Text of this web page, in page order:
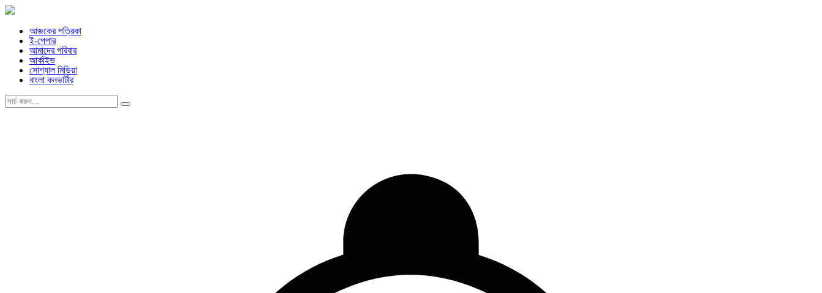
আজকের পত্রিকা
ই-পেপার
আমাদের পরিবার
আর্কাইভ
সোশ্যাল মিডিয়া
বাংলা কনভার্টার